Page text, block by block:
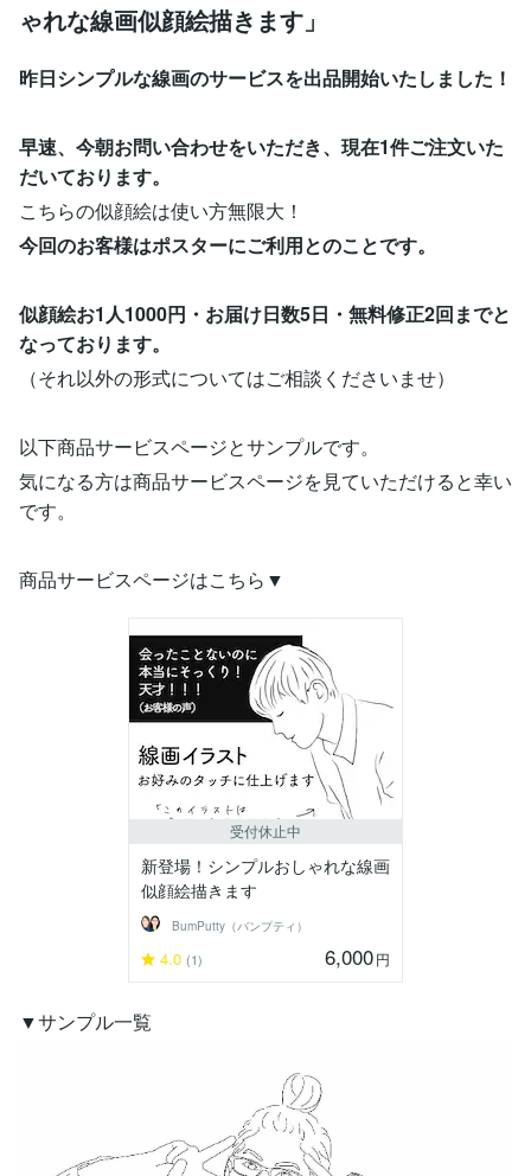
ゃれな線画似顔絵描きます」
昨日シンプルな線画のサービスを出品開始いたしました！
早速、今朝お問い合わせをいただき、現在1件ご注文いた
だいております。
こちらの似顔絵は使い方無限大！
今回のお客様はポスターにご利用とのことです。
似顔絵お1人1000円・お届け日数5日・無料修正2回までと
なっております。
（それ以外の形式についてはご相談くださいませ）
以下商品サービスページとサンプルです。
気になる方は商品サービスページを見ていただけると幸い
です。
商品サービスページはこちら▼
受付休止中
新登場！シンプルおしゃれな線画
似顔絵描きます
BumPutty（バンプティ）
4.0 (1) 6,000円
▼サンプル一覧